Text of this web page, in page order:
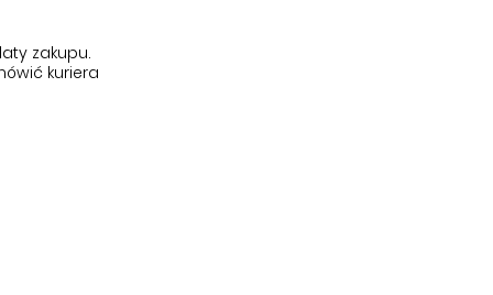
zakupu.
kuriera